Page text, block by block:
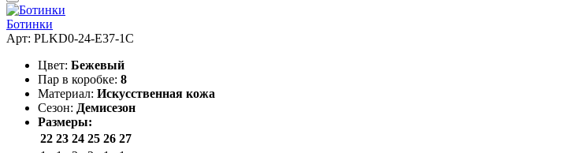
Ботинки
Арт: PLKD0-24-E37-1C
Цвет: Бежевый
Пар в коробке: 8
Материал: Искусственная кожа
Сезон: Демисезон
Размеры:
22 23 24 25 26 27